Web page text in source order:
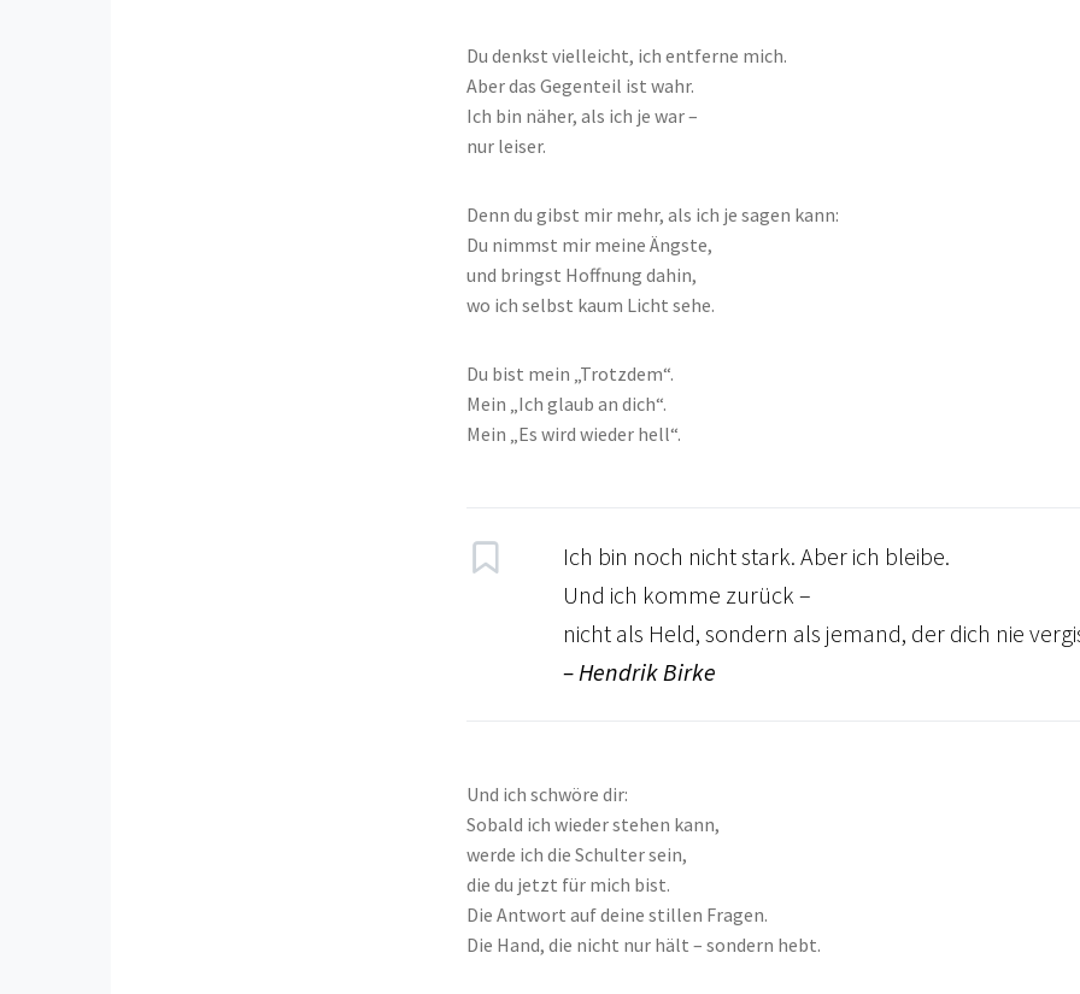
Du denkst vielleicht, ich entferne mich.
Aber das Gegenteil ist wahr.
Ich bin näher, als ich je war –
nur leiser.
Denn du gibst mir mehr, als ich je sagen kann:
Du nimmst mir meine Ängste,
und bringst Hoffnung dahin,
wo ich selbst kaum Licht sehe.
Du bist mein „Trotzdem“.
Mein „Ich glaub an dich“.
Mein „Es wird wieder hell“.
Ich bin noch nicht stark. Aber ich bleibe.
Und ich komme zurück –
nicht als Held, sondern als jemand, der dich nie
– Hendrik Birke
Und ich schwöre dir:
Sobald ich wieder stehen kann,
werde ich die Schulter sein,
die du jetzt für mich bist.
Die Antwort auf deine stillen Fragen.
Die Hand, die nicht nur hält – sondern hebt.